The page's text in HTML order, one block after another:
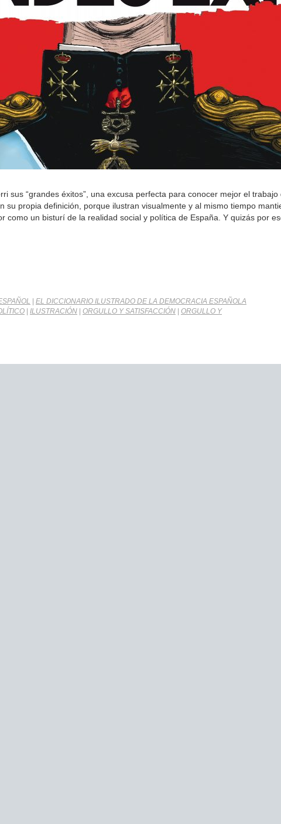
sus “grandes éxitos”, una excusa perfecta para conocer mejor el
su propia definición, porque ilustran visualmente y al mismo tiempo
como un bisturí de la realidad social y política de España. Y quizás por
EL DICCIONARIO ILUSTRADO DE LA DEMOCRACIA ESPAÑOLA
ILUSTRACIÓN ORGULLO Y SATISFACCIÓN
ORGULLO Y